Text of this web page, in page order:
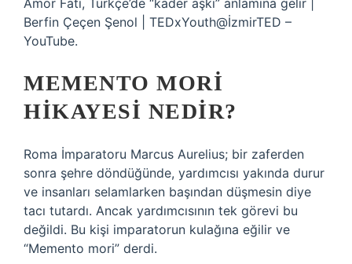
Amor Fati, Türkçe’de “kader aşkı” anlamına gelir |
Berfin Çeçen Şenol | TEDxYouth@İzmirTED –
YouTube.
MEMENTO MORI
HIKAYESI NEDIR?
Roma İmparatoru Marcus Aurelius; bir zaferden
sonra şehre döndüğünde, yardımcısı yakında durur
ve insanları selamlarken başından düşmesin diye
tacı tutardı. Ancak yardımcısının tek görevi bu
değildi. Bu kişi imparatorun kulağına eğilir ve
“Memento mori” derdi.